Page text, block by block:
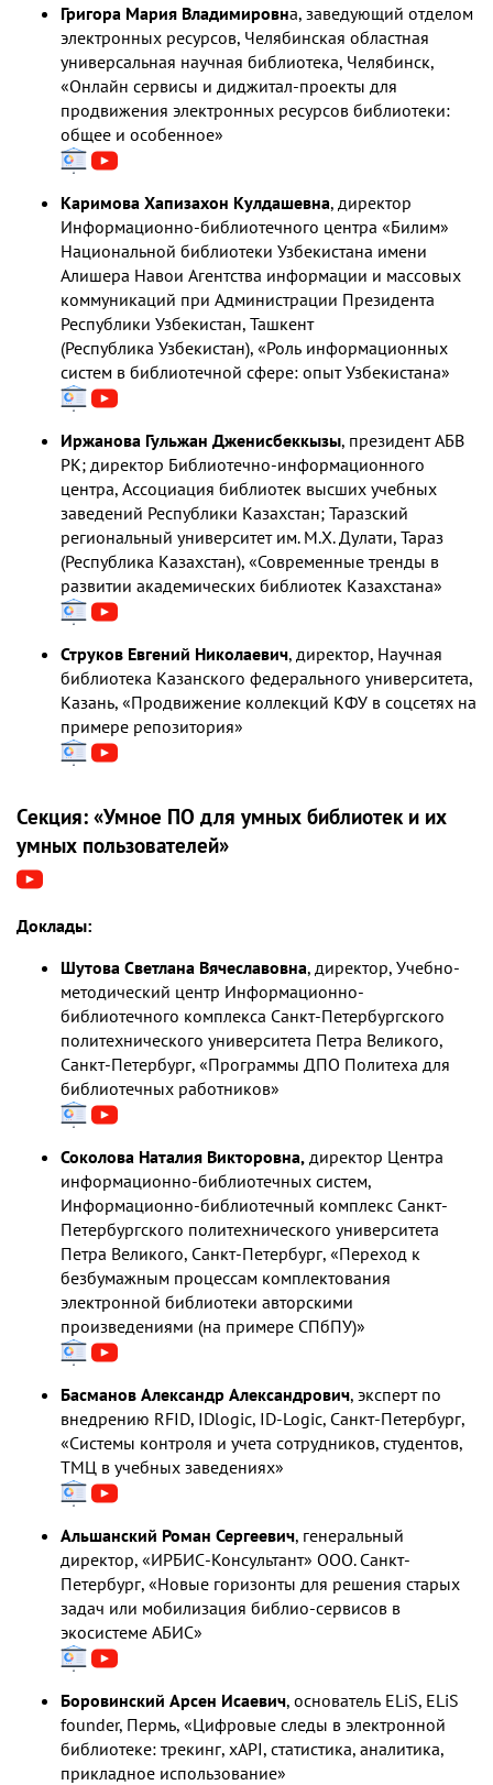
Григора Мария Владимировна, заведующий отделом
электронных ресурсов, Челябинская областная
универсальная научная библиотека, Челябинск,
«Онлайн сервисы и диджитал-проекты для
продвижения электронных ресурсов библиотеки:
общее и особенное»
Каримова Хапизахон Кулдашевна, директор
Информационно-библиотечного центра «Билим»
Национальной библиотеки Узбекистана имени
Алишера Навои Агентства информации и массовых
коммуникаций при Администрации Президента
Республики Узбекистан, Ташкент
(Республика Узбекистан), «Роль информационных
систем в библиотечной сфере: опыт Узбекистана»
Иржанова Гульжан Дженисбеккызы, президент АБВ
РК; директор Библиотечно-информационного
центра, Ассоциация библиотек высших учебных
заведений Республики Казахстан; Таразский
региональный университет им. М.Х. Дулати, Тараз
(Республика Казахстан), «Современные тренды в
развитии академических библиотек Казахстана»
Струков Евгений Николаевич, директор, Научная
библиотека Казанского федерального университета,
Казань, «Продвижение коллекций КФУ в соцсетях на
примере репозитория»
Секция: «Умное ПО для умных библиотек и их
умных пользователей»
Доклады:
Шутова Светлана Вячеславовна, директор, Учебно-
методический центр Информационно-
библиотечного комплекса Санкт-Петербургского
политехнического университета Петра Великого,
Санкт-Петербург, «Программы ДПО Политеха для
библиотечных работников»
Соколова Наталия Викторовна, директор Центра
информационно-библиотечных систем,
Информационно-библиотечный комплекс Санкт-
Петербургского политехнического университета
Петра Великого, Санкт-Петербург, «Переход к
безбумажным процессам комплектования
электронной библиотеки авторскими
произведениями (на примере СПбПУ)»
Басманов Александр Александрович, эксперт по
внедрению RFID, IDlogic, ID-Logic, Санкт-Петербург,
«Системы контроля и учета сотрудников, студентов,
ТМЦ в учебных заведениях»
Альшанский Роман Сергеевич, генеральный
директор, «ИРБИС-Консультант» ООО. Санкт-
Петербург, «Новые горизонты для решения старых
задач или мобилизация библио-сервисов в
экосистеме АБИС»
Боровинский Арсен Исаевич, основатель ELiS, ELiS
founder, Пермь, «Цифровые следы в электронной
библиотеке: трекинг, xAPI, статистика, аналитика,
прикладное использование»